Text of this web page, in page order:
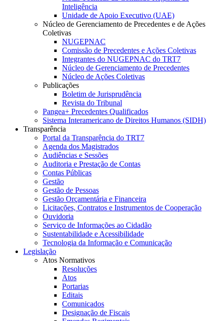
Inteligência
Unidade de Apoio Executivo (UAE)
Núcleo de Gerenciamento de Precedentes e de Ações
Coletivas
NUGEPNAC
Comissão de Precedentes e Ações Coletivas
Integrantes do NUGEPNAC do TRT7
Núcleo de Gerenciamento de Precedentes
Núcleo de Ações Coletivas
Publicações
Boletim de Jurisprudência
Revista do Tribunal
Pangea+ Precedentes Qualificados
Sistema Interamericano de Direitos Humanos (SIDH)
Transparência
Portal da Transparência do TRT7
Agenda dos Magistrados
Audiências e Sessões
Auditoria e Prestação de Contas
Contas Públicas
Gestão
Gestão de Pessoas
Gestão Orçamentária e Financeira
Licitações, Contratos e Instrumentos de Cooperação
Ouvidoria
Serviço de Informações ao Cidadão
Sustentabilidade e Acessibilidade
Tecnologia da Informação e Comunicação
Legislação
Atos Normativos
Resoluções
Atos
Portarias
Editais
Comunicados
Designação de Fiscais